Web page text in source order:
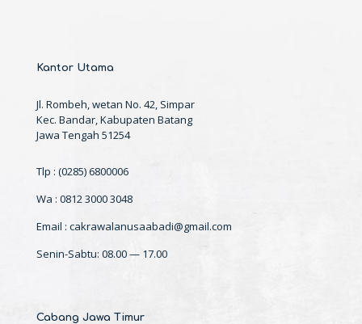
Kantor Utama
Jl. Rombeh, wetan No. 42, Simpar
Kec. Bandar, Kabupaten Batang
Jawa Tengah 51254
Tlp : (0285) 6800006
Wa : 0812 3000 3048
Email : cakrawalanusaabadi@gmail.com
Senin-Sabtu: 08.00 — 17.00
Cabang Jawa Timur